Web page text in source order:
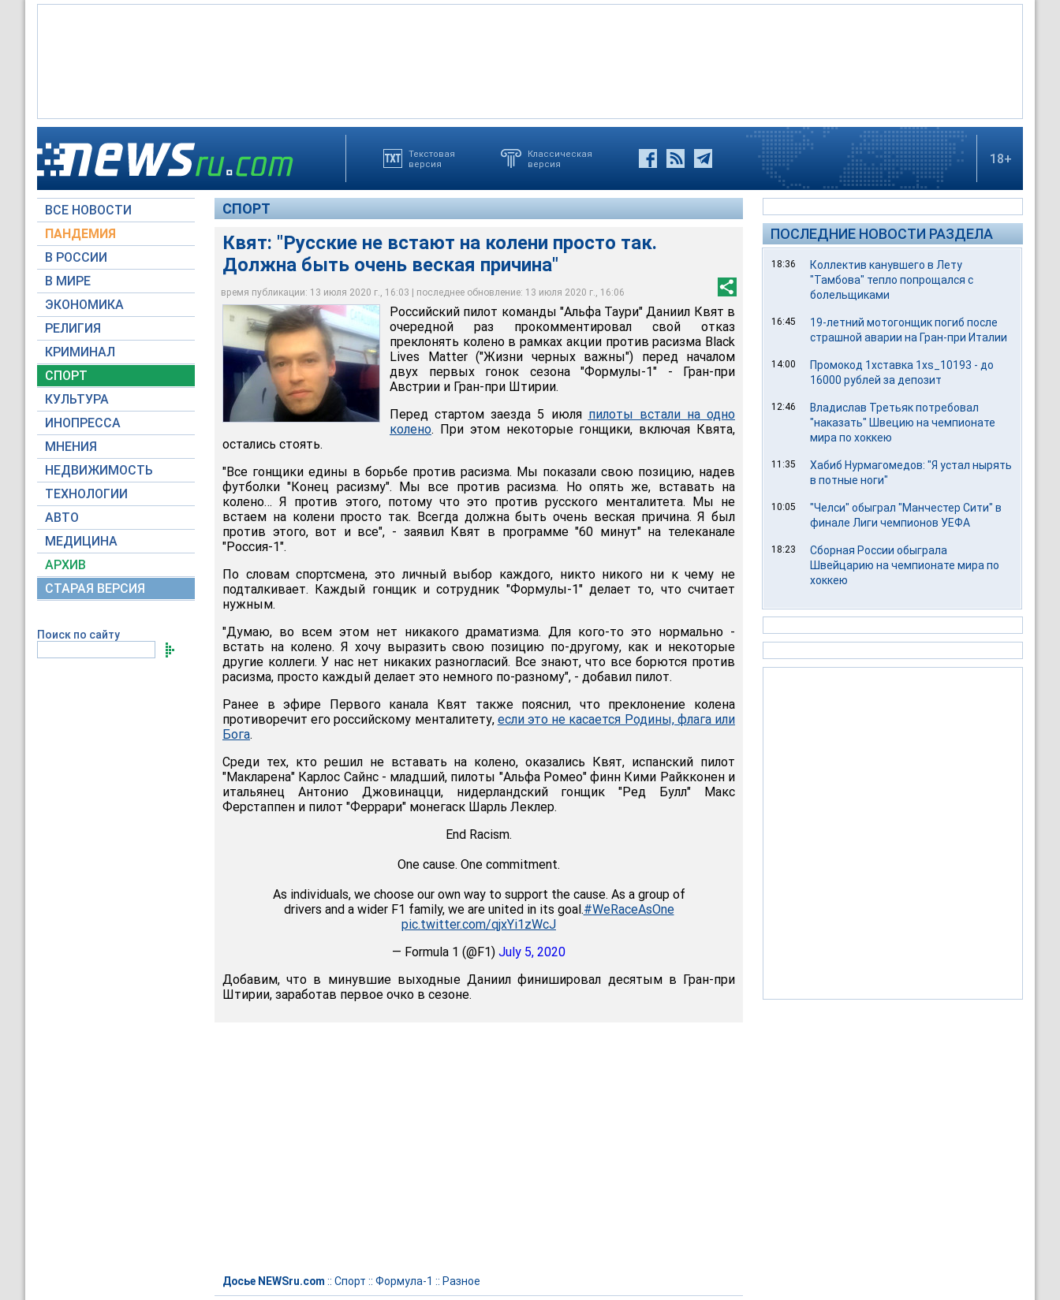
Текстовая
версия
Классическая
версия
18+
ВСЕ НОВОСТИ
ПАНДЕМИЯ
В РОССИИ
В МИРЕ
ЭКОНОМИКА
РЕЛИГИЯ
КРИМИНАЛ
СПОРТ
КУЛЬТУРА
ИНОПРЕССА
МНЕНИЯ
НЕДВИЖИМОСТЬ
ТЕХНОЛОГИИ
АВТО
МЕДИЦИНА
АРХИВ
СТАРАЯ ВЕРСИЯ
Поиск по сайту
СПОРТ
Квят: "Русские не встают на колени просто так.
Должна быть очень веская причина"
время публикации: 13 июля 2020 г., 16:03 | последнее обновление: 13 июля 2020 г., 16:06
Даниил Квят
Marc Alvarado / Flickr
Российский пилот команды "Альфа Таури" Даниил Квят в
очередной раз прокомментировал свой отказ
преклонять колено в рамках акции против расизма Black
Lives Matter ("Жизни черных важны") перед началом
двух первых гонок сезона "Формулы-1" - Гран-при
Австрии и Гран-при Штирии.
Перед стартом заезда 5 июля пилоты встали на одно
колено. При этом некоторые гонщики, включая Квята,
остались стоять.
"Все гонщики едины в борьбе против расизма. Мы показали свою позицию, надев
футболки "Конец расизму". Мы все против расизма. Но опять же, вставать на
колено… Я против этого, потому что это против русского менталитета. Мы не
встаем на колени просто так. Всегда должна быть очень веская причина. Я был
против этого, вот и все", - заявил Квят в программе "60 минут" на телеканале
"Россия-1".
По словам спортсмена, это личный выбор каждого, никто никого ни к чему не
подталкивает. Каждый гонщик и сотрудник "Формулы-1" делает то, что считает
нужным.
"Думаю, во всем этом нет никакого драматизма. Для кого-то это нормально -
встать на колено. Я хочу выразить свою позицию по-другому, как и некоторые
другие коллеги. У нас нет никаких разногласий. Все знают, что все борются против
расизма, просто каждый делает это немного по-разному", - добавил пилот.
Ранее в эфире Первого канала Квят также пояснил, что преклонение колена
противоречит его российскому менталитету, если это не касается Родины, флага или
Бога.
Среди тех, кто решил не вставать на колено, оказались Квят, испанский пилот
"Макларена" Карлос Сайнс - младший, пилоты "Альфа Ромео" финн Кими Райкконен и
итальянец Антонио Джовинацци, нидерландский гонщик "Ред Булл" Макс
Ферстаппен и пилот "Феррари" монегаск Шарль Леклер.
End Racism.
One cause. One commitment.
As individuals, we choose our own way to support the cause. As a group of
drivers and a wider F1 family, we are united in its goal.#WeRaceAsOne
pic.twitter.com/qjxYi1zWcJ
— Formula 1 (@F1) July 5, 2020
Добавим, что в минувшие выходные Даниил финишировал десятым в Гран-при
Штирии, заработав первое очко в сезоне.
Досье NEWSru.com :: Спорт :: Формула-1 :: Разное
ПОСЛЕДНИЕ НОВОСТИ РАЗДЕЛА
18:36
Коллектив канувшего в Лету
"Тамбова" тепло попрощался с
болельщиками
16:45
19-летний мотогонщик погиб после
страшной аварии на Гран-при Италии
14:00
Промокод 1хставка 1xs_10193 - до
16000 рублей за депозит
12:46
Владислав Третьяк потребовал
"наказать" Швецию на чемпионате
мира по хоккею
11:35
Хабиб Нурмагомедов: "Я устал нырять
в потные ноги"
10:05
"Челси" обыграл "Манчестер Сити" в
финале Лиги чемпионов УЕФА
18:23
Сборная России обыграла
Швейцарию на чемпионате мира по
хоккею